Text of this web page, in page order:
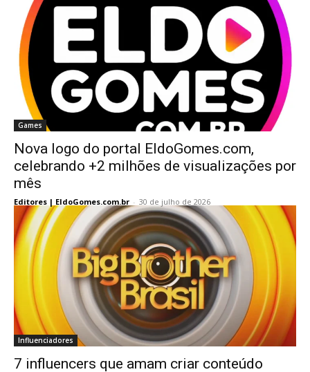
Games
Nova logo do portal EldoGomes.com,
celebrando +2 milhões de visualizações por
mês
Editores | EldoGomes.com.br - 30 de julho de 2026
Influenciadores
7 influencers que amam criar conteúdo